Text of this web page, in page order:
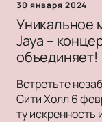
30 января 2024
Уникальное
Jaya –
объединяет!
Встретьте
Сити Холл 6
ту